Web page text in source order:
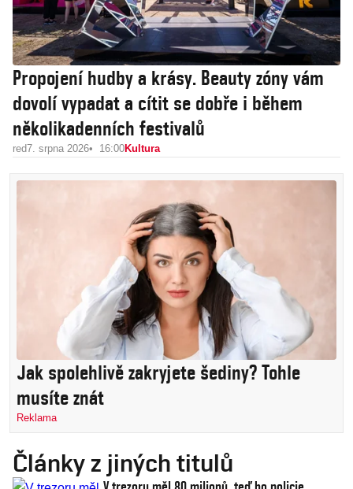
Propojení hudby a krásy. Beauty zóny vám
dovolí vypadat a cítit se dobře i během
několikadenních festivalů
red7. srpna 2026 16:00Kultura
Jak spolehlivě zakryjete šediny? Tohle
musíte znát
Reklama
Články z jiných titulů